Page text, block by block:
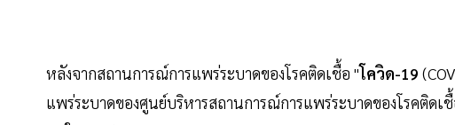
หลังจากสถานการณ์การแพร่ระบาดของโรคติดเชื้อ "โควิด-19
แพร่ระบาดของศูนย์บริหารสถานการณ์การแพร่ระบาดของโรคติดเ